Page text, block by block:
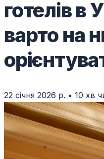
готелів в
варто на
22 січня 2026 р. • 10 хв